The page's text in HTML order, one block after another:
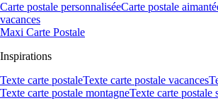
Carte postale personnaliséeCarte postale
vacances
Maxi Carte Postale
Inspirations
Texte carte postaleTexte carte postale vacances
Texte carte postale montagneTexte carte postale